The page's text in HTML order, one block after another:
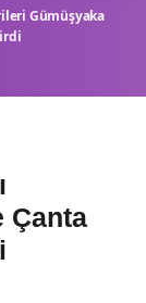
Gümüşyaka
Çanta